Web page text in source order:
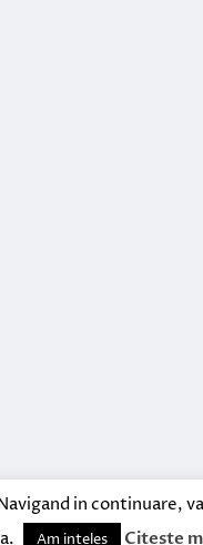
in continuare,
Am inteles Citeste